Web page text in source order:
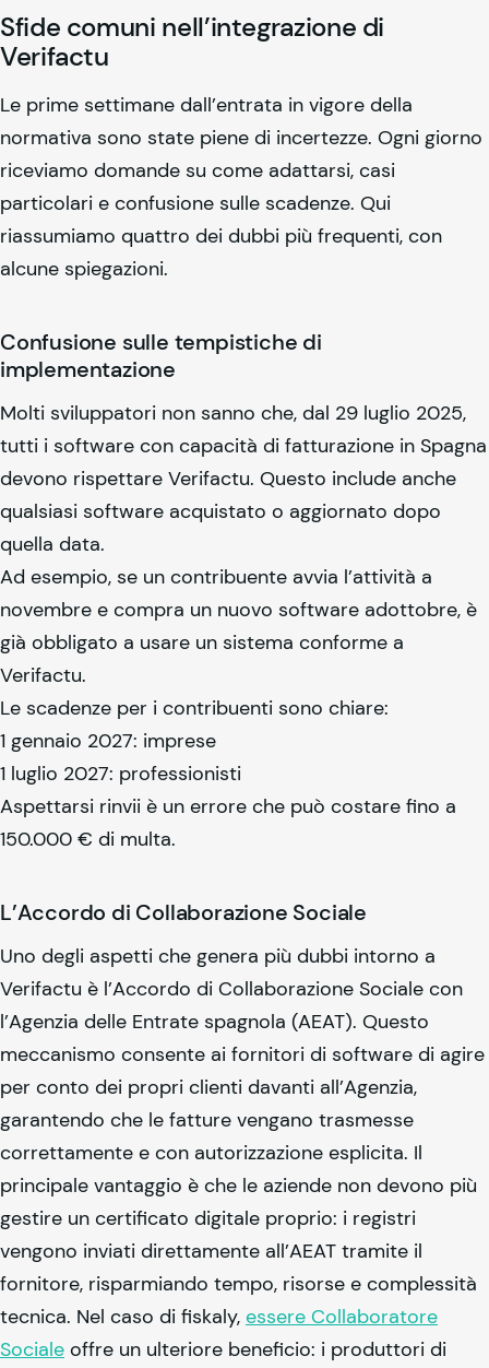
Sfide comuni nell’integrazione di
Verifactu
Le prime settimane dall’entrata in vigore della
normativa sono state piene di incertezze. Ogni giorno
riceviamo domande su come adattarsi, casi
particolari e confusione sulle scadenze. Qui
riassumiamo quattro dei dubbi più frequenti, con
alcune spiegazioni.
Confusione sulle tempistiche di
implementazione
Molti sviluppatori non sanno che, dal 29 luglio 2025,
tutti i software con capacità di fatturazione in Spagna
devono rispettare Verifactu. Questo include anche
qualsiasi software acquistato o aggiornato dopo
quella data.
Ad esempio, se un contribuente avvia l’attività a
novembre e compra un nuovo software adottobre, è
già obbligato a usare un sistema conforme a
Verifactu.
Le scadenze per i contribuenti sono chiare:
1 gennaio 2027: imprese
1 luglio 2027: professionisti
Aspettarsi rinvii è un errore che può costare fino a
150.000 € di multa.
L’Accordo di Collaborazione Sociale
Uno degli aspetti che genera più dubbi intorno a
Verifactu è l’Accordo di Collaborazione Sociale con
l’Agenzia delle Entrate spagnola (AEAT). Questo
meccanismo consente ai fornitori di software di agire
per conto dei propri clienti davanti all’Agenzia,
garantendo che le fatture vengano trasmesse
correttamente e con autorizzazione esplicita. Il
principale vantaggio è che le aziende non devono più
gestire un certificato digitale proprio: i registri
vengono inviati direttamente all’AEAT tramite il
fornitore, risparmiando tempo, risorse e complessità
tecnica. Nel caso di fiskaly, essere Collaboratore
Sociale offre un ulteriore beneficio: i produttori di